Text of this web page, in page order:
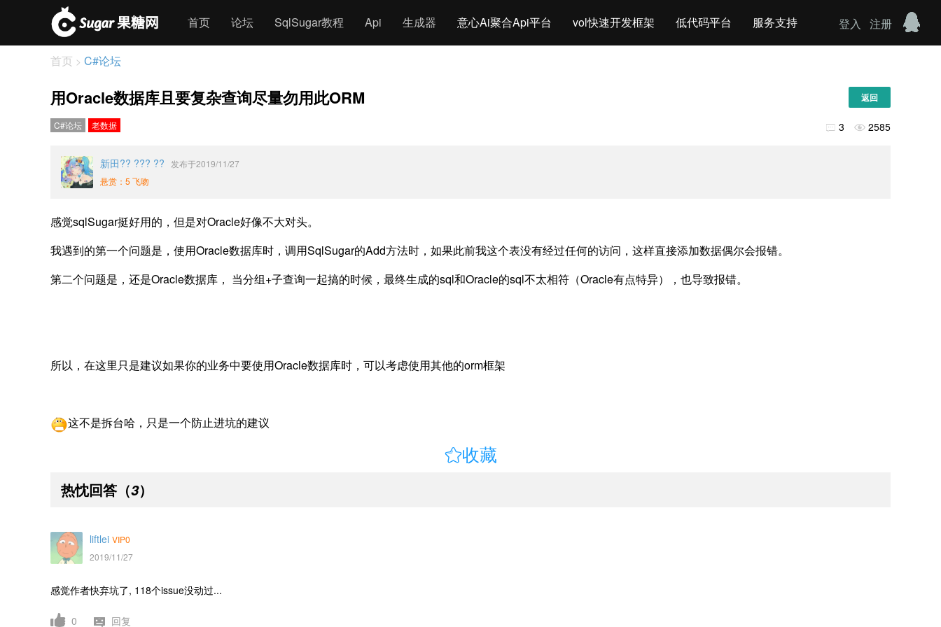
首页 论坛 SqlSugar教程 Api 生成器 意心Ai聚合Api平台 vol快速开发框架 低代码平台 服务支持 登入 注册
首页 > C#论坛
用Oracle数据库且要复杂查询尽量勿用此ORM 返回
C#论坛 老数据  3  2585
新田?? ??? ??
发布于2019/11/27
悬赏：5 飞吻
感觉sqlSugar挺好用的，但是对Oracle好像不大对头。
我遇到的第一个问题是，使用Oracle数据库时，调用SqlSugar的Add方法时，如果此前我这个表没有经过任何的访问，这样直接添加数据偶尔会报错。
第二个问题是，还是Oracle数据库， 当分组+子查询一起搞的时候，最终生成的sql和Oracle的sql不太相符（Oracle有点特异），也导致报错。
所以，在这里只是建议如果你的业务中要使用Oracle数据库时，可以考虑使用其他的orm框架
这不是拆台哈，只是一个防止进坑的建议
收藏
热忱回答 （3）
liftlei VIP0
2019/11/27
感觉作者快弃坑了, 118个issue没动过...
0 回复